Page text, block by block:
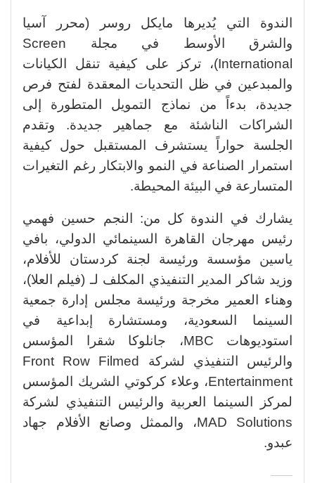
الندوة التي يُديرها مايكل روسر (محرر آسيا
والشرق الأوسط في مجلة Screen
International)، تركز على كيفية تنقل الكيانات
والمبدعين في ظل التحديات المعقدة لفتح فرص
جديدة، بدءاً من نماذج التمويل المتطورة إلى
الشراكات الناشئة مع جماهير جديدة. وتقدم
الجلسة حواراً يستشرف المستقبل حول كيفية
استمرار الصناعة في النمو والابتكار رغم التغيرات
المتسارعة في البيئة المحيطة.
يشارك في الندوة كل من: النجم حسين فهمي
رئيس مهرجان القاهرة السينمائي الدولي، بافي
ياسين مؤسسة ورئيسة لجنة كردستان للأفلام،
وزيد شاكر المدير التنفيذي المكلف لـ (فيلم العلا)،
وهناء العمير مخرجة ورئيسة مجلس إدارة جمعية
السينما السعودية، ومستشارة إبداعية في
استوديوهات MBC، جانلوكا شقرا المؤسس
والرئيس التنفيذي لشركة Front Row Filmed
Entertainment، وعلاء كركوتي الشريك المؤسس
لمركز السينما العربية والرئيس التنفيذي لشركة
MAD Solutions، والممثل وصانع الأفلام جهاد
عبدو.